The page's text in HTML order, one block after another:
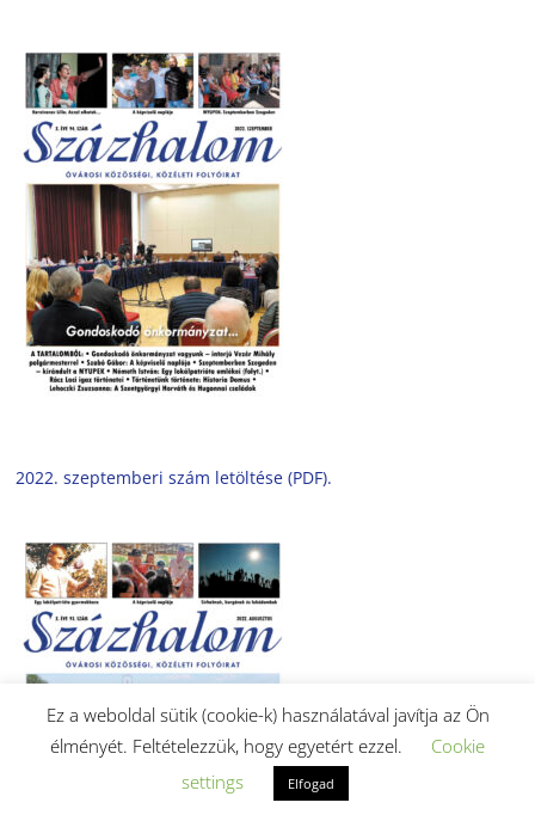
2022. szeptemberi szám letöltése (PDF).
Ez a weboldal sütik (cookie-k) használatával javítja az Ön
élményét. Feltételezzük, hogy egyetért ezzel.
Cookie
settings
Elfogad